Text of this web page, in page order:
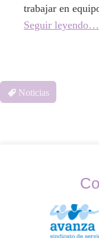
trabajar en
Seguir leyendo…
Noticias